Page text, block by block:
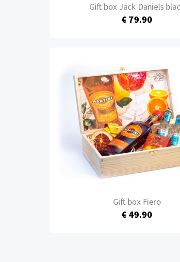
Gift box Jack Daniels
€ 79.90
Gift box Fiero
€ 49.90